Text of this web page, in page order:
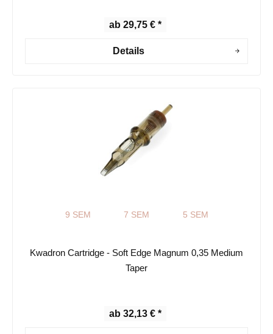
ab 29,75 € *
Details
9 SEM 7 SEM 5 SEM
Kwadron Cartridge - Soft Edge Magnum 0,35 Medium
Taper
ab 32,13 € *